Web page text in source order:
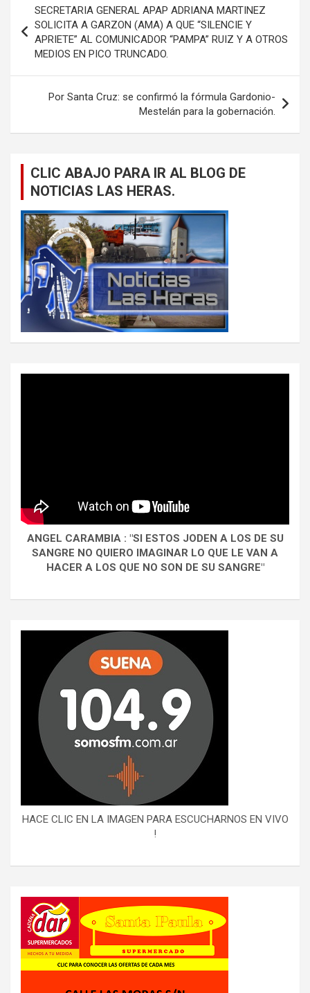
de
entradas
SECRETARIA GENERAL APAP ADRIANA MARTINEZ
SOLICITA A GARZON (AMA) A QUE “SILENCIE Y
APRIETE” AL COMUNICADOR “PAMPA” RUIZ Y A OTROS
MEDIOS EN PICO TRUNCADO.
Por Santa Cruz: se confirmó la fórmula Gardonio-
Mestelán para la gobernación.
CLIC ABAJO PARA IR AL BLOG DE
NOTICIAS LAS HERAS.
ANGEL CARAMBIA : "SI ESTOS JODEN A LOS DE SU
SANGRE NO QUIERO IMAGINAR LO QUE LE VAN A
HACER A LOS QUE NO SON DE SU SANGRE"
HACE CLIC EN LA IMAGEN PARA ESCUCHARNOS EN VIVO
!